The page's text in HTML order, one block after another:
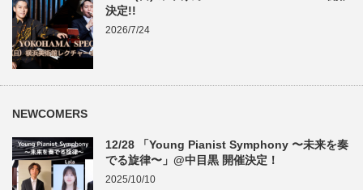
決定!!
2026/7/24
NEWCOMERS
12/28 「Young Pianist Symphony 〜未来を奏
でる旋律〜」@中目黒 開催決定！
2025/10/10